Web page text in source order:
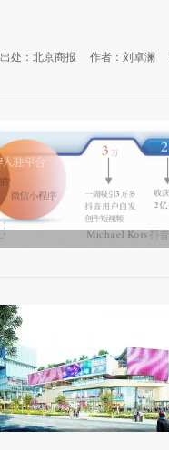
出处：北京商报 作者：刘卓澜